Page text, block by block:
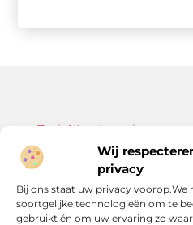
Wij
privacy
Bij ons staat uw privacy voorop.We
soortgelijke technologieën om te
gebruikt én om uw ervaring zo
Onze informatie
Bericht categorie